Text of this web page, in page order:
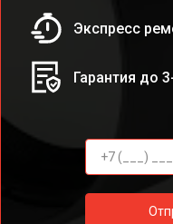
Экспресс
Гарантия до